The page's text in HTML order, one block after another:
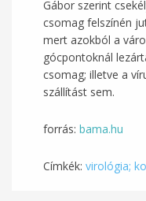
Gábor szerint
csomag felszínén
mert azokból a
gócpontoknál
csomag; illetve a
szállítást sem.
forrás: bama.hu
Címkék: virológia;